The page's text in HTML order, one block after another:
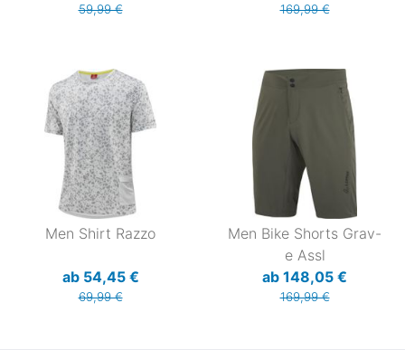
59,99 € 169,99 €
Men Shirt Razzo
ab 54,45 €
69,99 €
Men Bike Shorts Grav-
e Assl
ab 148,05 €
169,99 €